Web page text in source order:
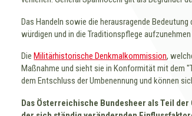
Das Handeln sowie die herausragende
würdigen und in die Traditionspflege aufzunehmen
DieMilitärhistorische Denkmalkommission,
Maßnahme und sieht sie in Konformität mit dem
dem Entschluss der Umbenennung und können
Das Österreichische Bundesheer als Teil